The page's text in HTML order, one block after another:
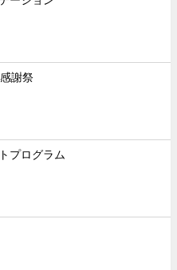
謝祭
プログラム